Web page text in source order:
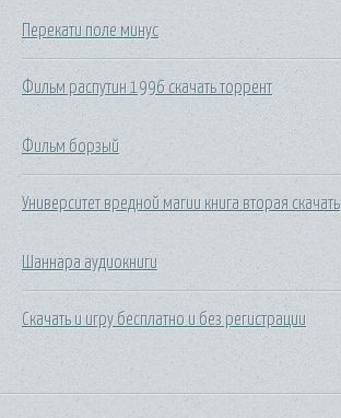
Перекати поле минус
Фильм распутин 1996 скачать торрент
Фильм борзый
Университет вредной магии книга вторая скачать
Шаннара аудиокниги
Скачать и игру бесплатно и без регистрации